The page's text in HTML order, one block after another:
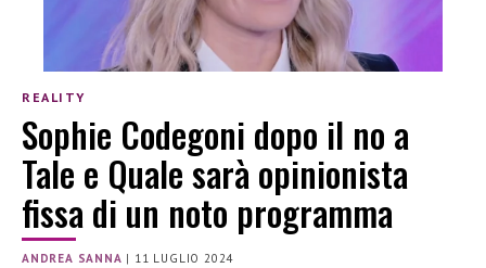
REALITY
Sophie Codegoni dopo il no a
Tale e Quale sarà opinionista
fissa di un noto programma
ANDREA SANNA | 11 LUGLIO 2024